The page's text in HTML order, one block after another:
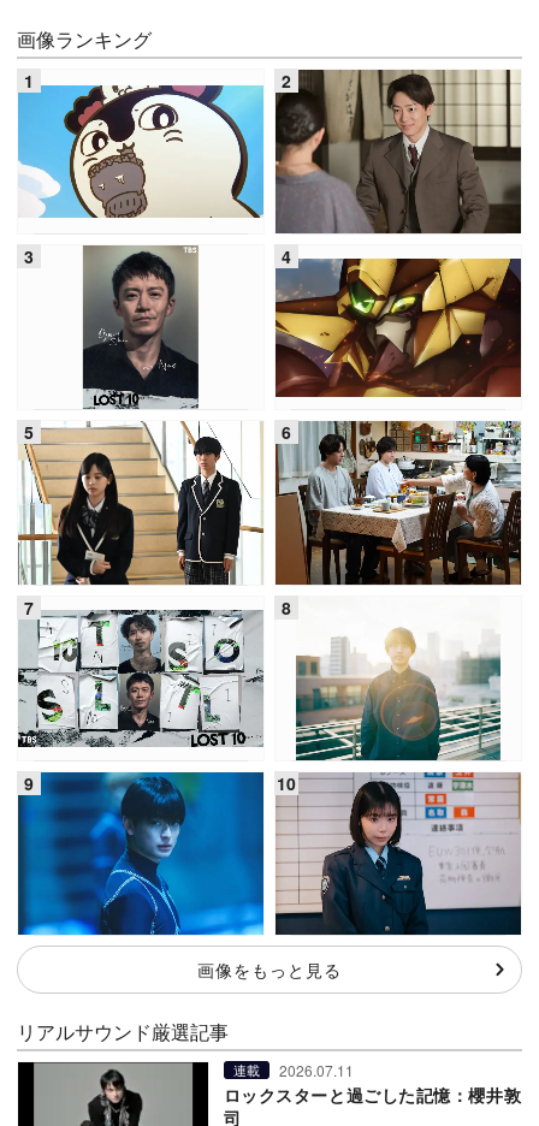
画像ランキング
画像をもっと見る
リアルサウンド厳選記事
連載 2026.07.11
ロックスターと過ごした記憶：櫻井敦
司